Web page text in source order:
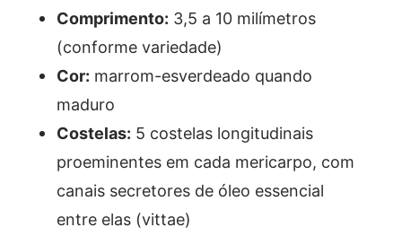
Comprimento: 3,5 a 10 milímetros
(conforme variedade)
Cor: marrom-esverdeado quando
maduro
Costelas: 5 costelas longitudinais
proeminentes em cada mericarpo, com
canais secretores de óleo essencial
entre elas (vittae)